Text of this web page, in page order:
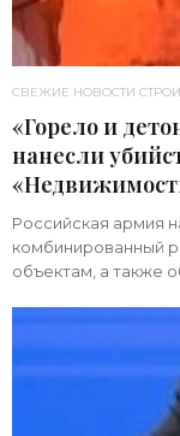
СВЕЖИЕ НОВОСТИ
«Горело и
нанесли
Российская армия
комбинированный
объектам, а также